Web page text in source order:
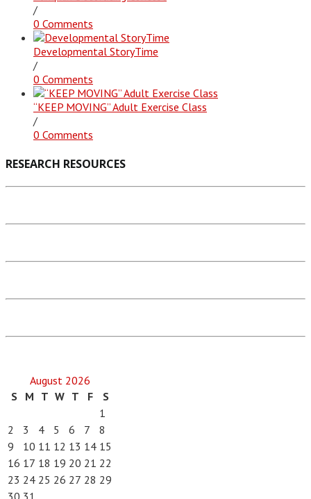
/
0 Comments
Developmental StoryTime
/
0 Comments
“KEEP MOVING” Adult Exercise Class
/
0 Comments
RESEARCH RESOURCES
August 2026
S
M T W T F
S
1
2
3 4 5 6 7
8
9
10 11 12 13 14 15
16 17 18 19 20 21 22
23 24 25 26 27 28 29